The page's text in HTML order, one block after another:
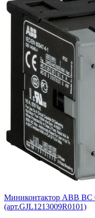
Миниконтактор ABB ВС
(арт.GJL1213009R0101)